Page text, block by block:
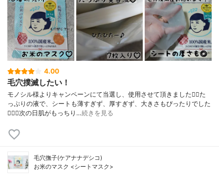
4.00
毛穴撲滅したい！
モノシル様よりキャンペーンにて当選し、使用させて頂きました🙇‍♀️た
っぷりの液で、シートも薄すぎず、厚すぎず、大きさもぴったりでした
🙆🏻‍♀️次の日肌がもっちり…続きを見る
毛穴撫子(ケアナナデシコ)
お米のマスク <シートマスク>